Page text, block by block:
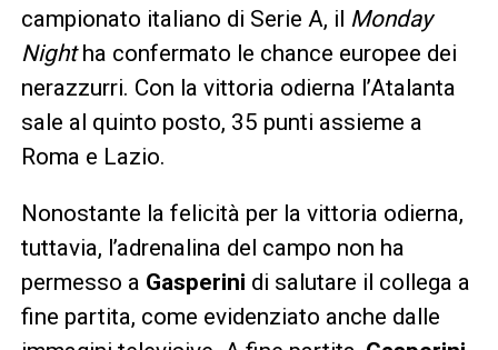
campionato italiano di Serie A, il Monday
Nightha confermato le chance europee dei
nerazzurri. Con la vittoria odierna l’Atalanta
sale al quinto posto, 35 punti assieme a
Roma e Lazio.
Nonostante la felicità per la vittoria odierna,
tuttavia, l’adrenalina del campo non ha
permesso a Gasperini di salutare il collega a
fine partita, come evidenziato anche dalle